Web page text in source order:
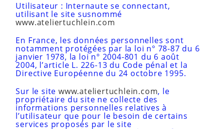
Utilisateur : Internaute se connectant,
utilisant le site susnommé
www.ateliertuchlein.com
En France, les données personnelles sont
notamment protégées par la loi n° 78-87 du 6
janvier 1978, la loi n° 2004-801 du 6 août
2004, l’article L. 226-13 du Code pénal et la
Directive Européenne du 24 octobre 1995.
Sur le sitewww.ateliertuchlein.com, le
propriétaire du site ne collecte des
informations personnelles relatives à
l’utilisateur que pour le besoin de certains
services proposés par le site